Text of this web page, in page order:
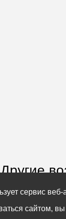
Другие
Программисты
включают
Такая
сервис
сайтом,